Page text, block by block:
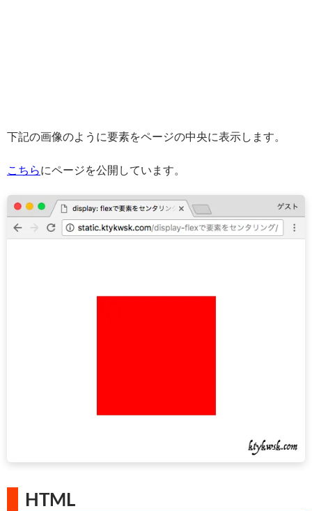
下記の画像のように要素をページの中央に表示します。
こちらにページを公開しています。
HTML